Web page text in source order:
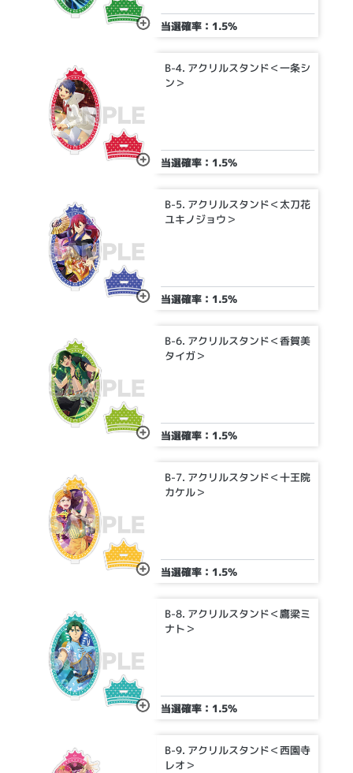
当選確率：1.5%
当選確率：1.5%
B-4. アクリルスタンド＜一条シ
ン＞
当選確率：1.5%
B-5. アクリルスタンド＜太刀花
ユキノジョウ＞
当選確率：1.5%
B-6. アクリルスタンド＜香賀美
タイガ＞
当選確率：1.5%
B-7. アクリルスタンド＜十王院
カケル＞
当選確率：1.5%
B-8. アクリルスタンド＜鷹梁ミ
ナト＞
B-9. アクリルスタンド＜西園寺
レオ＞